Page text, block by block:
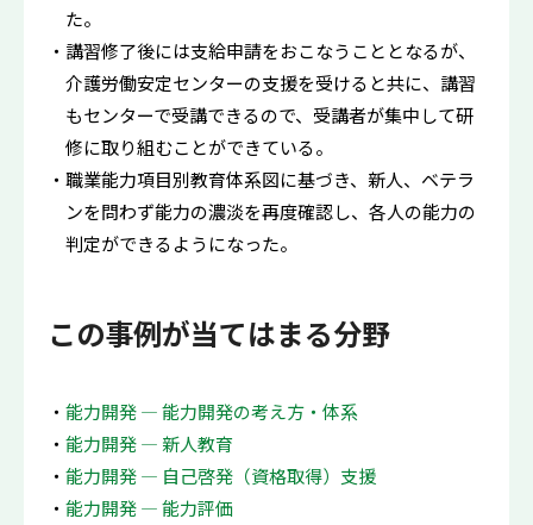
た。
講習修了後には支給申請をおこなうこととなるが、
介護労働安定センターの支援を受けると共に、講習
もセンターで受講できるので、受講者が集中して研
修に取り組むことができている。
職業能力項目別教育体系図に基づき、新人、ベテラ
ンを問わず能力の濃淡を再度確認し、各人の能力の
判定ができるようになった。
この事例が当てはまる分野
能力開発 ― 能力開発の考え方・体系
能力開発 ― 新人教育
能力開発 ― 自己啓発（資格取得）支援
能力開発 ― 能力評価